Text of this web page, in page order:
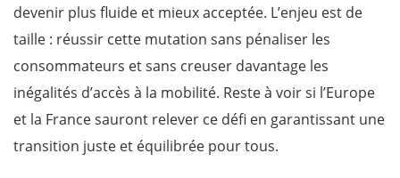
devenir plus fluide et mieux acceptée. L’enjeu est de
taille : réussir cette mutation sans pénaliser les
consommateurs et sans creuser davantage les
inégalités d’accès à la mobilité. Reste à voir si l’Europe
et la France sauront relever ce défi en garantissant une
transition juste et équilibrée pour tous.